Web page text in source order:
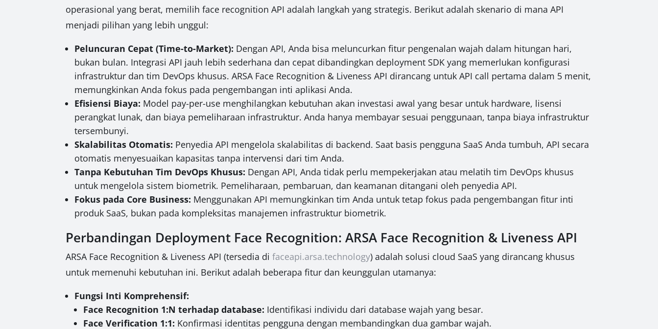
operasional yang berat, memilih face recognition API adalah langkah yang strategis. Berikut adalah skenario di mana API
menjadi pilihan yang lebih unggul:
Peluncuran Cepat (Time-to-Market): Dengan API, Anda bisa meluncurkan fitur pengenalan wajah dalam hitungan hari,
bukan bulan. Integrasi API jauh lebih sederhana dan cepat dibandingkan deployment SDK yang memerlukan konfigurasi
infrastruktur dan tim DevOps khusus. ARSA Face Recognition & Liveness API dirancang untuk API call pertama dalam 5 menit,
memungkinkan Anda fokus pada pengembangan inti aplikasi Anda.
Efisiensi Biaya: Model pay-per-use menghilangkan kebutuhan akan investasi awal yang besar untuk hardware, lisensi
perangkat lunak, dan biaya pemeliharaan infrastruktur. Anda hanya membayar sesuai penggunaan, tanpa biaya infrastruktur
tersembunyi.
Skalabilitas Otomatis: Penyedia API mengelola skalabilitas di backend. Saat basis pengguna SaaS Anda tumbuh, API secara
otomatis menyesuaikan kapasitas tanpa intervensi dari tim Anda.
Tanpa Kebutuhan Tim DevOps Khusus: Dengan API, Anda tidak perlu mempekerjakan atau melatih tim DevOps khusus
untuk mengelola sistem biometrik. Pemeliharaan, pembaruan, dan keamanan ditangani oleh penyedia API.
Fokus pada Core Business: Menggunakan API memungkinkan tim Anda untuk tetap fokus pada pengembangan fitur inti
produk SaaS, bukan pada kompleksitas manajemen infrastruktur biometrik.
Perbandingan Deployment Face Recognition: ARSA Face Recognition & Liveness API
ARSA Face Recognition & Liveness API (tersedia difaceapi.arsa.technology) adalah solusi cloud SaaS yang dirancang khusus
untuk memenuhi kebutuhan ini. Berikut adalah beberapa fitur dan keunggulan utamanya:
Fungsi Inti Komprehensif:
Face Recognition 1:N terhadap database: Identifikasi individu dari database wajah yang besar.
Face Verification 1:1: Konfirmasi identitas pengguna dengan membandingkan dua gambar wajah.